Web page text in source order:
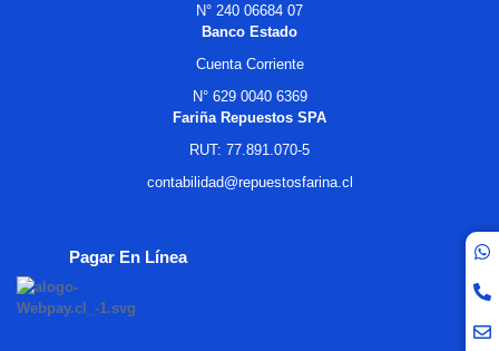
N° 240 06684 07
Banco Estado
Cuenta Corriente
N° 629 0040 6369
Fariña Repuestos SPA
RUT: 77.891.070-5
contabilidad@repuestosfarina.cl
Pagar En Línea